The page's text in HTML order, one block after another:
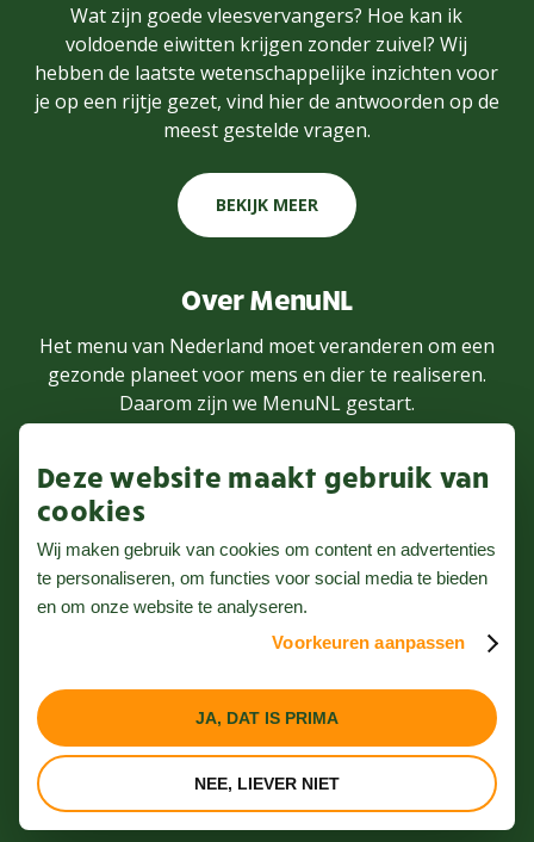
Deze website maakt gebruik van
cookies
Wij maken gebruik van cookies om content en advertenties
te personaliseren, om functies voor social media te bieden
en om onze website te analyseren.
Voorkeuren aanpassen
JA, DAT IS PRIMA
NEE, LIEVER NIET
Wat zijn goede vleesvervangers? Hoe kan ik
voldoende eiwitten krijgen zonder zuivel? Wij
hebben de laatste wetenschappelijke inzichten voor
je op een rijtje gezet, vind hier de antwoorden op de
meest gestelde vragen.
BEKIJK MEER
Over MenuNL
Het menu van Nederland moet veranderen om een
gezonde planeet voor mens en dier te realiseren.
Daarom zijn we MenuNL gestart.
MEER WETEN
Volg ons op Instagram
Nieuwsbrief
Algemene voorwaarden
Website door Webreact